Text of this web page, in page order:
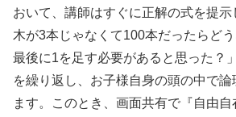
おいて、講師はすぐに正解の式を提示
木が3本じゃなくて100本だったらどう
最後に1を足す必要があると思った？
を繰り返し、お子様自身の頭の中で
ます。このとき、画面共有で『自由